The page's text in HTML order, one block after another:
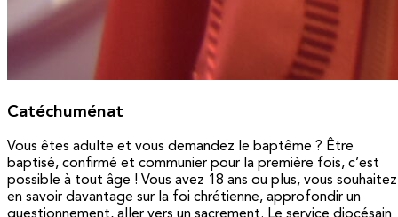
Catéchuménat
Vous êtes adulte et vous demandez le baptême ? Être
baptisé, confirmé et communier pour la première fois, c’est
possible à tout âge ! Vous avez 18 ans ou plus, vous souhaitez
en savoir davantage sur la foi chrétienne, approfondir un